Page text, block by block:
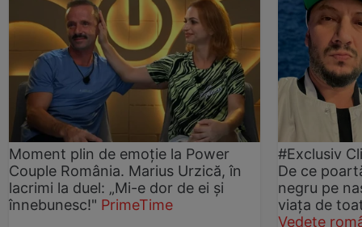
Moment plin de emoție la Power
Couple România. Marius Urzică, în
lacrimi la duel: „Mi-e dor de ei și
înnebunesc!" PrimeTime
#Exclusiv
De ce
negru pe
viața de
Vedete